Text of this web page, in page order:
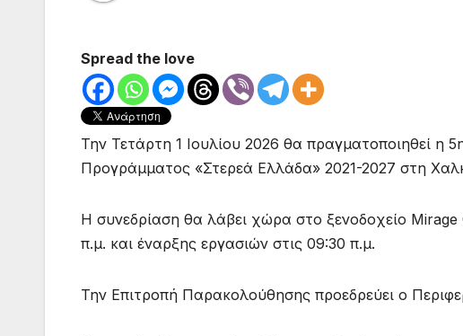
Spread the love
Την Τετάρτη 1 Ιουλίου 2026 θα πραγματοποιηθεί η
Προγράμματος «Στερεά Ελλάδα» 2021-2027 στη
Η συνεδρίαση θα λάβει χώρα στο ξενοδοχείο
π.μ. και έναρξης εργασιών στις 09:30 π.μ.
Την Επιτροπή Παρακολούθησης προεδρεύει ο